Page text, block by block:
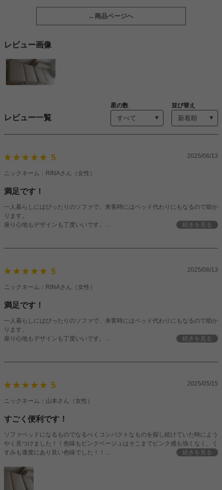
商品ページへ
レビュー画像
レビュー一覧
星の数 並び替え
5 2025/06/13
ニックネーム：RINAさん（女性）
満足です！
一人暮らしにはぴったりのソファで、来客時にはベッド代わりにもなるので助か
ります。
座り心地もデザインも丁度いいです。
続きを見る
5 2025/06/13
ニックネーム：RINAさん（女性）
満足です！
一人暮らしにはぴったりのソファで、来客時にはベッド代わりにもなるので助か
ります。
座り心地もデザインも丁度いいです。
続きを見る
5 2025/05/15
ニックネーム：山本さん（女性）
すごく便利です！
ソファベッドになるものでなるべくコンパクトなものを探し続けていた時によう
やく見つけました！！色味もピンクベージュはそこまでピンク感も強くなく、く
すみも適度にあり良い色味でした！！
お値段もお手頃で買ってよかったです！！
続きを見る